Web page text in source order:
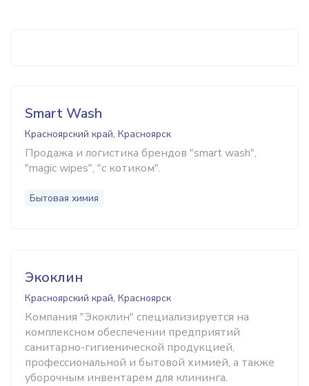
Smart Wash
Красноярский край, Красноярск
Продажа и логистика брендов "smart wash",
"magic wipes", "с котиком".
Бытовая химия
Экоклин
Красноярский край, Красноярск
Компания "Экоклин" специализируется на
комплексном обеспечении предприятий
санитарно-гигиенической продукцией,
профессиональной и бытовой химией, а также
уборочным инвентарем для клининга.